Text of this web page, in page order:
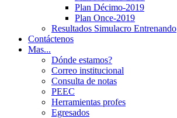
Plan Décimo-2019
Plan Once-2019
Resultados Simulacro Entrenando
Contáctenos
Mas...
Dónde estamos?
Correo institucional
Consulta de notas
PEEC
Herramientas profes
Egresados